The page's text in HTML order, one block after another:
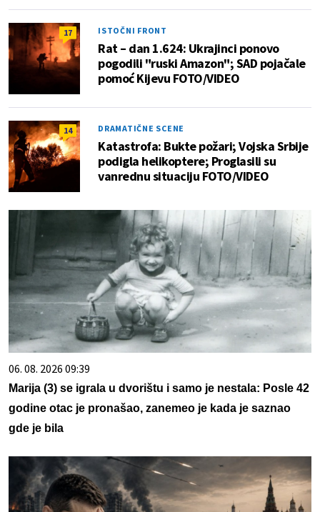
17 ISTOČNI FRONT
Rat – dan 1.624: Ukrajinci ponovo
pogodili "ruski Amazon"; SAD pojačale
pomoć Kijevu FOTO/VIDEO
14 DRAMATIČNE SCENE
Katastrofa: Bukte požari; Vojska Srbije
podigla helikoptere; Proglasili su
vanrednu situaciju FOTO/VIDEO
06. 08. 2026 09:39
Marija (3) se igrala u dvorištu i samo je nestala: Posle 42
godine otac je pronašao, zanemeo je kada je saznao
gde je bila